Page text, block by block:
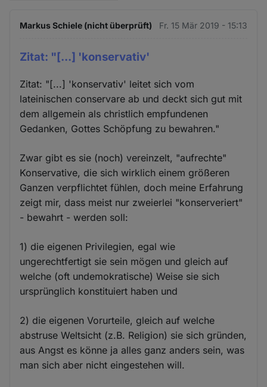
Markus Schiele (nicht überprüft) Fr. 15 Mär 2019 - 15:13
Zitat: "[...] 'konservativ'
Zitat: "[...] 'konservativ' leitet sich vom
lateinischen conservare ab und deckt sich gut mit
dem allgemein als christlich empfundenen
Gedanken, Gottes Schöpfung zu bewahren."
Zwar gibt es sie (noch) vereinzelt, "aufrechte"
Konservative, die sich wirklich einem größeren
Ganzen verpflichtet fühlen, doch meine Erfahrung
zeigt mir, dass meist nur zweierlei "konserveriert"
- bewahrt - werden soll:
1) die eigenen Privilegien, egal wie
ungerechtfertigt sie sein mögen und gleich auf
welche (oft undemokratische) Weise sie sich
ursprünglich konstituiert haben und
2) die eigenen Vorurteile, gleich auf welche
abstruse Weltsicht (z.B. Religion) sie sich gründen,
aus Angst es könne ja alles ganz anders sein, was
man sich aber nicht eingestehen will.